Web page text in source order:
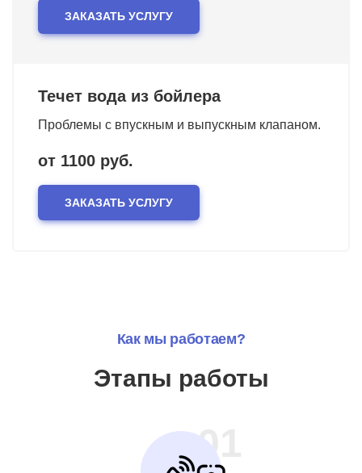
ЗАКАЗАТЬ УСЛУГУ
Течет вода из бойлера
Проблемы с впускным и выпускным клапаном.
от 1100 руб.
ЗАКАЗАТЬ УСЛУГУ
Как мы работаем?
Этапы работы
01